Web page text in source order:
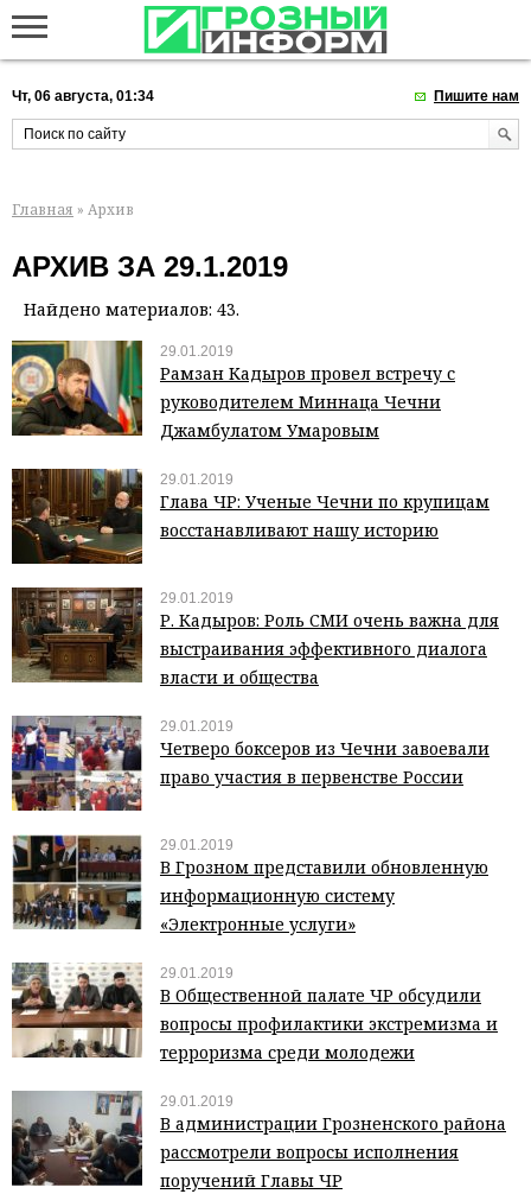
Чт, 06 августа, 01:34 Пишите нам
Главная » Архив
АРХИВ ЗА 29.1.2019
Найдено материалов: 43.
29.01.2019
Рамзан Кадыров провел встречу с
руководителем Миннаца Чечни
Джамбулатом Умаровым
29.01.2019
Глава ЧР: Ученые Чечни по крупицам
восстанавливают нашу историю
29.01.2019
Р. Кадыров: Роль СМИ очень важна для
выстраивания эффективного диалога
власти и общества
29.01.2019
Четверо боксеров из Чечни завоевали
право участия в первенстве России
29.01.2019
В Грозном представили обновленную
информационную систему
«Электронные услуги»
29.01.2019
В Общественной палате ЧР обсудили
вопросы профилактики экстремизма и
терроризма среди молодежи
29.01.2019
В администрации Грозненского района
рассмотрели вопросы исполнения
поручений Главы ЧР